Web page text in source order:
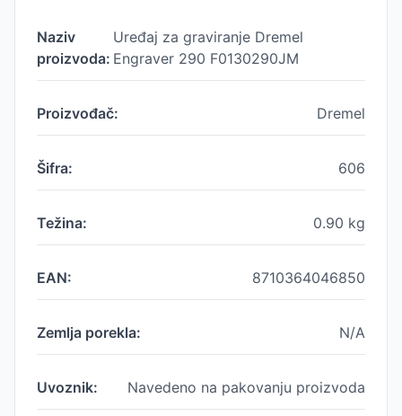
Naziv
proizvoda:
Uređaj za graviranje Dremel
Engraver 290 F0130290JM
Proizvođač: Dremel
Šifra: 606
Težina: 0.90 kg
EAN: 8710364046850
Zemlja porekla: N/A
Uvoznik: Navedeno na pakovanju proizvoda